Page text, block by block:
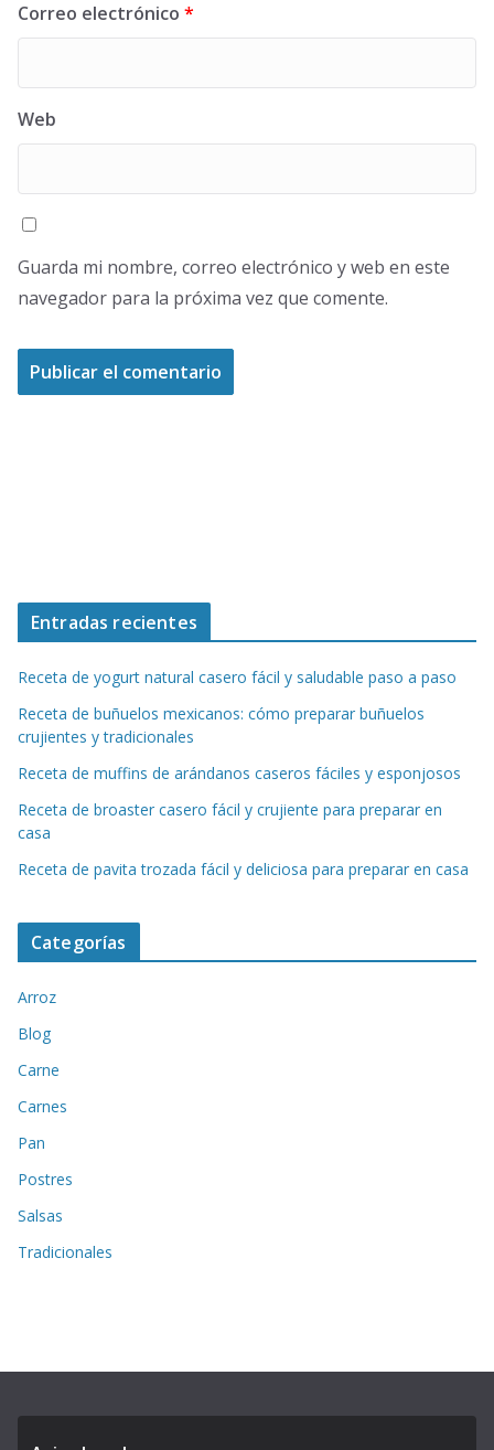
Correo electrónico *
Web
Guarda mi nombre, correo electrónico y web en este
navegador para la próxima vez que comente.
Entradas recientes
Receta de yogurt natural casero fácil y saludable paso a paso
Receta de buñuelos mexicanos: cómo preparar buñuelos
crujientes y tradicionales
Receta de muffins de arándanos caseros fáciles y esponjosos
Receta de broaster casero fácil y crujiente para preparar en
casa
Receta de pavita trozada fácil y deliciosa para preparar en casa
Categorías
Arroz
Blog
Carne
Carnes
Pan
Postres
Salsas
Tradicionales